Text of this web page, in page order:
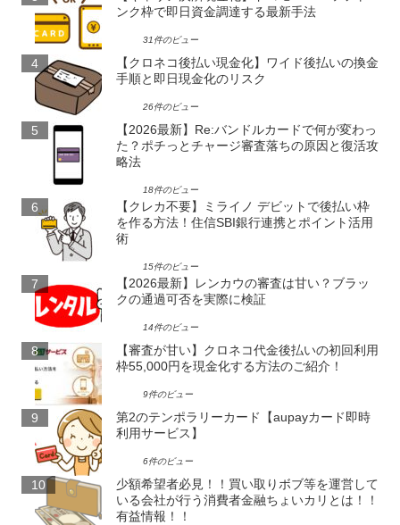
ンク枠で即日資金調達する最新手法
31件のビュー
【クロネコ後払い現金化】ワイド後払いの換金
手順と即日現金化のリスク
26件のビュー
【2026最新】Re:バンドルカードで何が変わっ
た？ポチっとチャージ審査落ちの原因と復活攻
略法
18件のビュー
【クレカ不要】ミライノ デビットで後払い枠
を作る方法！住信SBI銀行連携とポイント活用
術
15件のビュー
【2026最新】レンカウの審査は甘い？ブラッ
クの通過可否を実際に検証
14件のビュー
【審査が甘い】クロネコ代金後払いの初回利用
枠55,000円を現金化する方法のご紹介！
9件のビュー
第2のテンポラリーカード【aupayカード即時
利用サービス】
6件のビュー
少額希望者必見！！買い取りボブ等を運営して
いる会社が行う消費者金融ちょいカリとは！！
有益情報！！